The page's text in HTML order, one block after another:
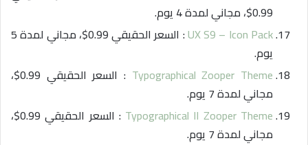
0.99$، مجاني لمدة 4 يوم.
UX S9 – Icon Pack
: السعر الحقيقي 0.99$، مجاني لمدة 5
يوم.
Typographical Zooper Theme
: السعر الحقيقي 0.99$،
مجاني لمدة 7 يوم.
Typographical II Zooper Theme
: السعر الحقيقي 0.99$،
مجاني لمدة 7 يوم.